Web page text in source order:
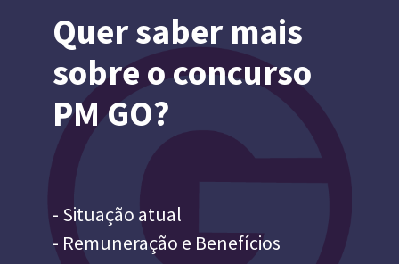
Quer saber mais
sobre o concurso
PM GO?
- Situação atual
- Remuneração e Benefícios